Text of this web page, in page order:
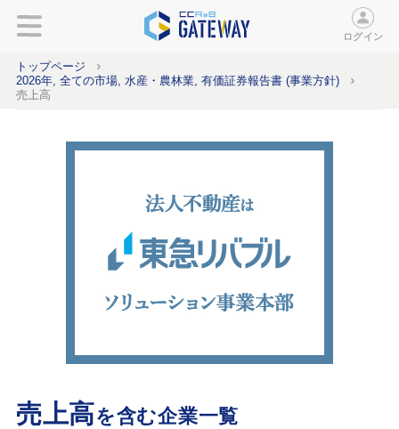
ログイン
トップページ
2026年, 全ての市場, 水産・農林業, 有価証券報告書 (事業方針)
売上高
売上高を含む企業一覧